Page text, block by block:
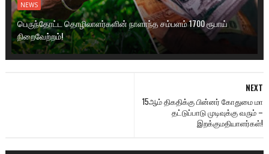
NEWS
பெருந்தோட்ட தொழிலாளர்களின் நாளாந்த சம்பளம் 1700 ரூபாய்
நிறைவேற்றம்!
NEXT
15ஆம் திகதிக்கு பின்னர் கோதுமை மா
தட்டுப்பாடு முடிவுக்கு வரும் –
இறக்குமதியாளர்கள்!